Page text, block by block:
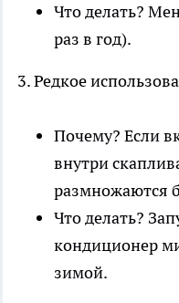
Что делать?
раз в год).
3. Редкое
Почему? Если
внутри
размножаются
Что делать?
кондиционер
зимой.